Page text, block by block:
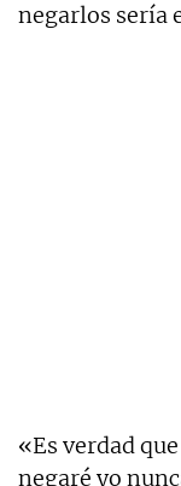
negarlos sería
«Es verdad
negaré yo